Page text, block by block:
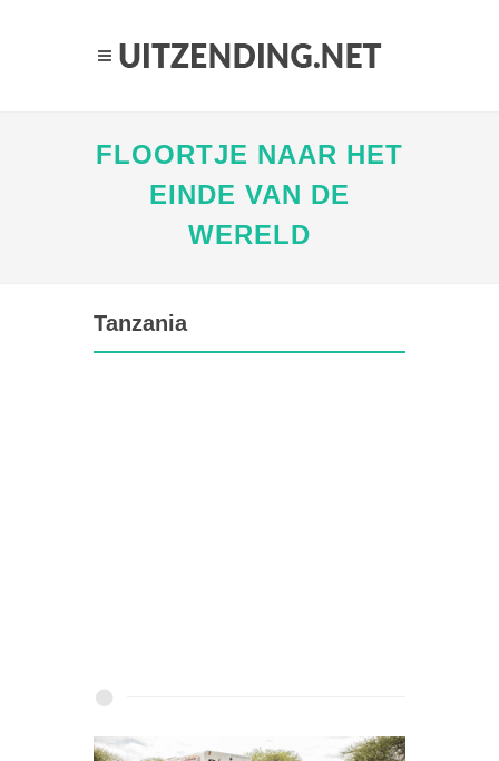
FLOORTJE NAAR HET
EINDE VAN DE
WERELD
Tanzania